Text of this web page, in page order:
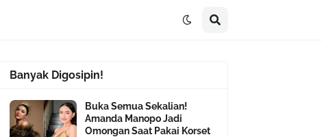
Banyak Digosipin!
Buka Semua Sekalian!
Amanda Manopo Jadi
Omongan Saat Pakai Korset